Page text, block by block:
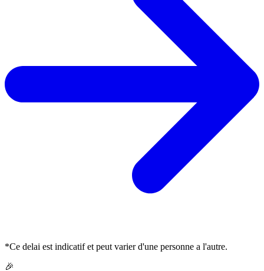
*Ce delai est indicatif et peut varier d'une personne a l'autre.
🎉